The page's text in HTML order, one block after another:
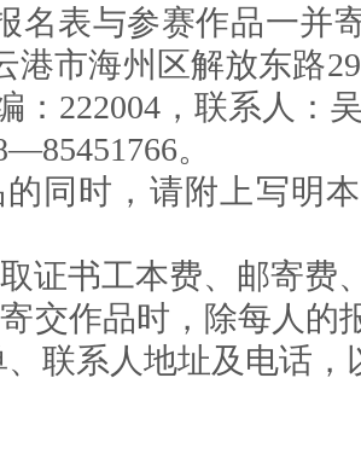
名表与参赛作品一并
港市海州区解放东路
：222004，联系人：
。
的同时，请附上写明
证书工本费、邮寄费
交作品时，除每人的
联系人地址及电话，